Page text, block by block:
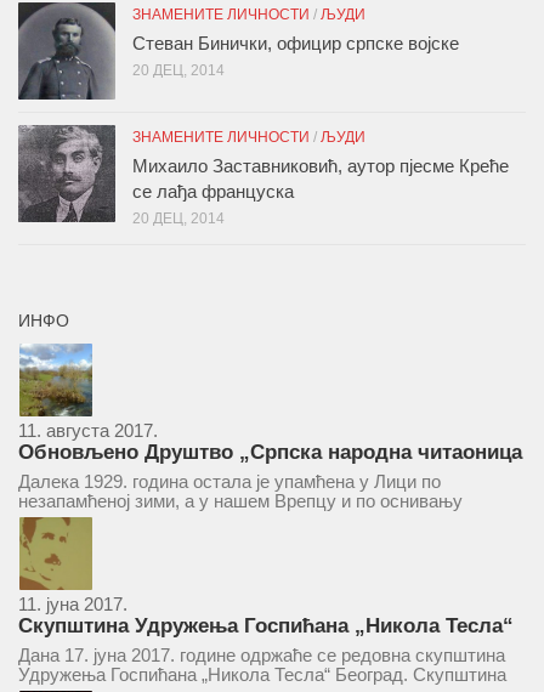
ЗНАМЕНИТЕ ЛИЧНОСТИ / ЉУДИ
Стеван Бинички, официр српске војске
20 ДЕЦ, 2014
ЗНАМЕНИТЕ ЛИЧНОСТИ / ЉУДИ
Михаило Заставниковић, аутор пјесме Креће
се лађа француска
20 ДЕЦ, 2014
ИНФО
11. августа 2017.
Обновљено Друштво „Српска народна читаоница
и књижница“ у Врепцу
Далека 1929. година остала је упамћена у Лици по
незапамћеној зими, а у нашем Врепцу и по оснивању
Друштва „Српска народна читаоница и књижница у
Врепцу“. Потакнути потребом за културним и духовним
уздизањем група...
11. јуна 2017.
Скупштина Удружења Госпићана „Никола Тесла“
у суботу 17. јуна 2017.
Дана 17. јуна 2017. године одржаће се редовна скупштина
Удружења Госпићана „Никола Тесла“ Београд. Скупштина